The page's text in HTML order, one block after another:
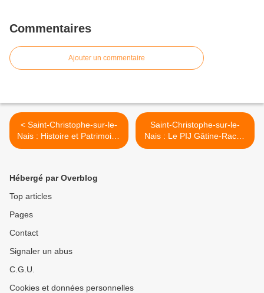
Commentaires
Ajouter un commentaire
< Saint-Christophe-sur-le-
Nais : Histoire et Patrimoine
: un bilan 2020 mitigé et de
Saint-Christophe-sur-le-
Nais : Le PIJ Gâtine-Racan
à la rencontre des jeunes
Hébergé par Overblog
Top articles
Pages
Contact
Signaler un abus
C.G.U.
Cookies et données personnelles